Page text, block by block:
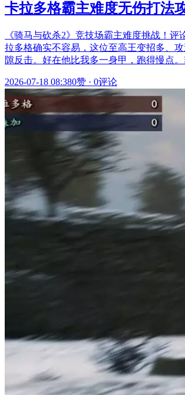
卡拉多格霸主难度无伤打法
《骑马与砍杀2》竞技场霸主难度挑战！评
拉多格确实不容易，这位至高王变招多、
隙反击。好在他比我多一身甲，跑得慢点
2026-07-18 08:380赞 · 0评论